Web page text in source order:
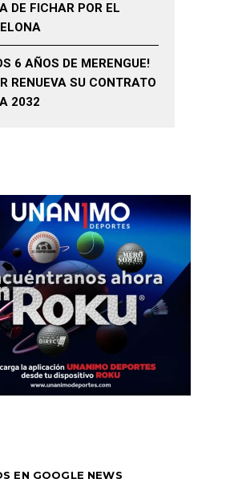
DE FICHAR POR EL
6 AÑOS DE MERENGUE!
RENUEVA SU CONTRATO
2032
EN GOOGLE NEWS